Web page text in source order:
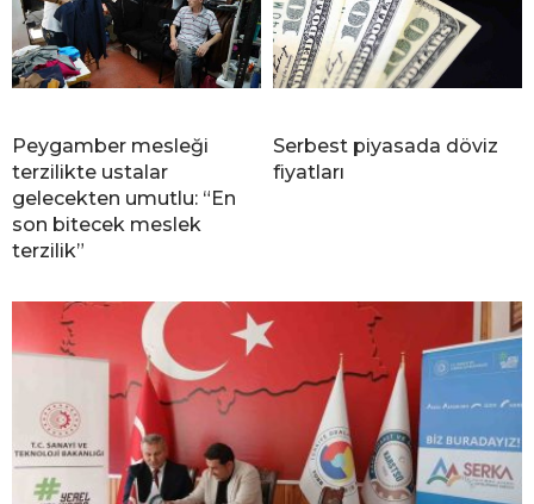
Peygamber mesleği
terzilikte ustalar
gelecekten umutlu: “En
son bitecek meslek
terzilik”
Serbest piyasada döviz
fiyatları